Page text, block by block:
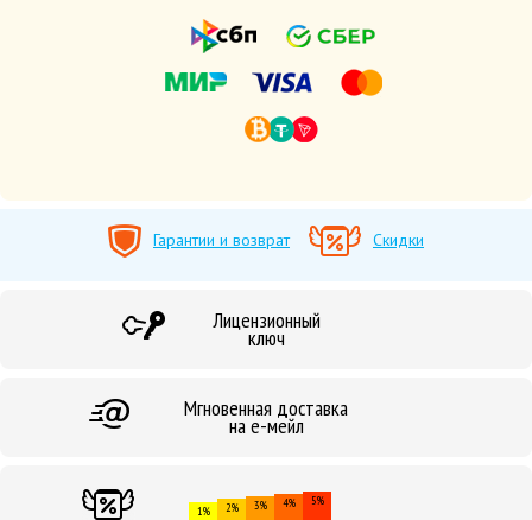
Гарантии и возврат Скидки
Лицензионный
ключ
Мгновенная доставка
на е-мейл
1% 2% 3% 4% 5%